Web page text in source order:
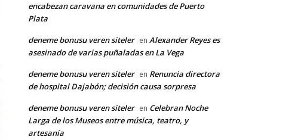
encabezan caravana en comunidades de Puerto
Plata
deneme bonusu veren siteler en Alexander Reyes es
asesinado de varias puñaladas en La Vega
deneme bonusu veren siteler en Renuncia directora
de hospital Dajabón; decisión causa sorpresa
deneme bonusu veren siteler en Celebran Noche
Larga de los Museos entre música, teatro, y
artesanía